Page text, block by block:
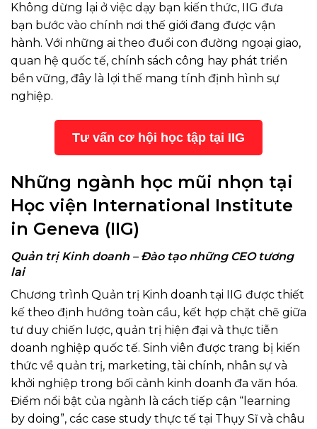
Không dừng lại ở việc dạy bạn kiến thức, IIG đưa
bạn bước vào chính nơi thế giới đang được vận
hành. Với những ai theo đuổi con đường ngoại giao,
quan hệ quốc tế, chính sách công hay phát triển
bền vững, đây là lợi thế mang tính định hình sự
nghiệp.
Tư vấn cơ hội học tập tại IIG
Những ngành học mũi nhọn tại
Học viện International Institute
in Geneva (IIG)
Quản trị Kinh doanh – Đào tạo những CEO tương
lai
Chương trình Quản trị Kinh doanh tại IIG được thiết
kế theo định hướng toàn cầu, kết hợp chặt chẽ giữa
tư duy chiến lược, quản trị hiện đại và thực tiễn
doanh nghiệp quốc tế. Sinh viên được trang bị kiến
thức về quản trị, marketing, tài chính, nhân sự và
khởi nghiệp trong bối cảnh kinh doanh đa văn hóa.
Điểm nổi bật của ngành là cách tiếp cận “learning
by doing”, các case study thực tế tại Thụy Sĩ và châu